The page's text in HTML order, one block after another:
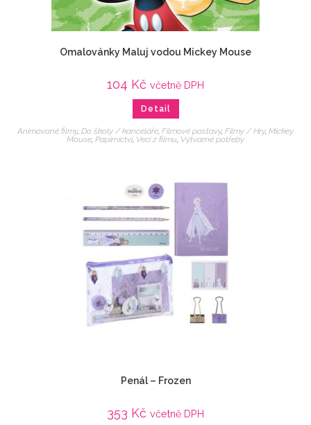
Omalovánky Maluj vodou Mickey Mouse
104 Kč včetně DPH
Detail
Animované filmy, Do školy / kanceláře Filmové postavy, Filmy / Hry, Mickey
Mouse Papírnictví, Veci z filmu Výtvarné potřeby
Penál – Frozen
353 Kč včetně DPH